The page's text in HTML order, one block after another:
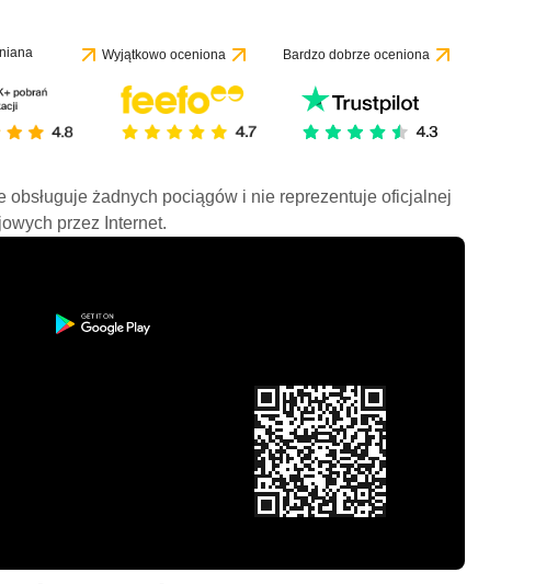
Wyjątkowo oceniona Bardzo dobrze oceniona
żadnych pociągów i nie reprezentuje oficjalnej
przez Internet.